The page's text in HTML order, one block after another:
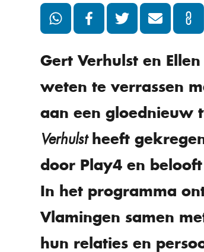
Gert Verhulst en
weten te verrassen
aan een gloednieuw
Verhulstheeft
door Play4 en
In het programma
Vlamingen samen
hun relaties en